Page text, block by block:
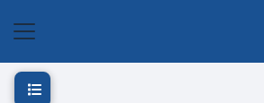
Άνοιγμα ευρετηρίου μαθήματος